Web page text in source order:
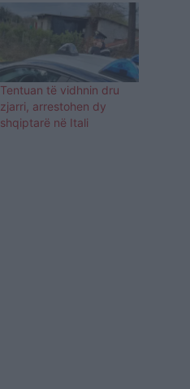
Tentuan të vidhnin dru
zjarri, arrestohen dy
shqiptarë në Itali